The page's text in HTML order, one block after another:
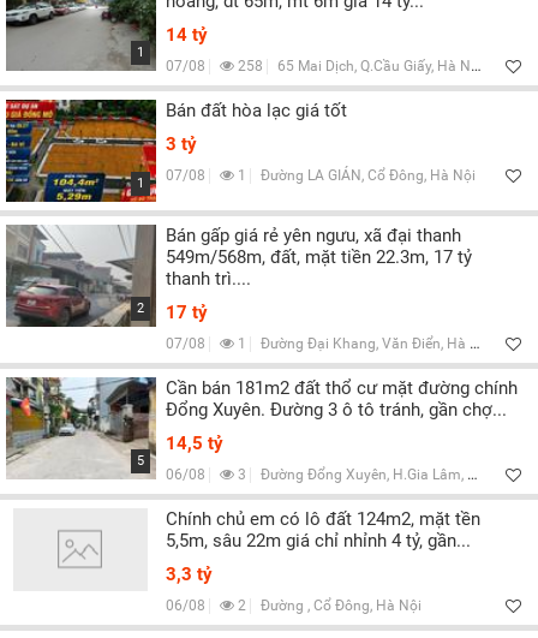
1
14 tỷ
07/08 258 65 Mai Dịch, Q.Cầu Giấy, Hà Nội
1
Bán đất hòa lạc giá tốt
3 tỷ
07/08 1 Đường LA GIÁN, Cổ Đông, Hà Nội
2
Bán gấp giá rẻ yên ngưu, xã đại thanh
549m/568m, đất, mặt tiền 22.3m, 17 tỷ
thanh trì....
17 tỷ
07/08 1 Đường Đại Khang, Văn Điển, Hà Nội
5
Cần bán 181m2 đất thổ cư mặt đường chính
Đổng Xuyên. Đường 3 ô tô tránh, gần chợ...
14,5 tỷ
06/08 3 Đường Đổng Xuyên, H.Gia Lâm, Hà Nội
Chính chủ em có lô đất 124m2, mặt tền
5,5m, sâu 22m giá chỉ nhỉnh 4 tỷ, gần...
3,3 tỷ
06/08 2 Đường , Cổ Đông, Hà Nội